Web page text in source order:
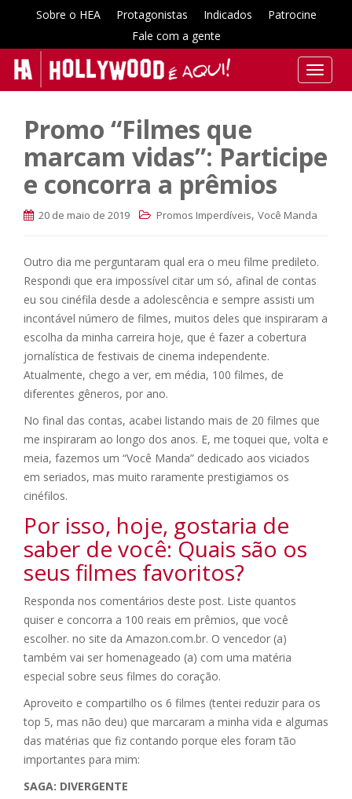
Sobre o HEA Protagonistas Indicados
Patrocine
Fale com a gente
T
o
e
v
a
t
o
Promo “Filmes que
marcam vidas”: Participe
e concorra a prêmios
20 de maio de 2019 Promos Imperdíveis, Você Manda
Outro dia me perguntaram qual era o meu filme predileto.
Respondi que era impossível citar um só, afinal de contas
eu sou cinéfila desde a adolescência e sempre assisti um
incontável número de filmes, muitos deles que inspiraram a
escolha da minha carreira hoje, que é fazer a cobertura
jornalística de festivais de cinema independente.
Atualmente, chego a ver, em média, 100 filmes, de
diferentes gêneros, por ano.
No final das contas, acabei listando mais de 20 filmes que
me inspiraram ao longo dos anos. E, me toquei que, volta e
meia, fazemos um “Você Manda” dedicado aos viciados
em seriados, mas muito raramente prestigiamos os
cinéfilos.
Por isso, hoje, gostaria de
saber de você: Quais são os
seus filmes favoritos?
Responda nos comentários deste post. Liste quantos
quiser e concorra a 100 reais em prêmios, que você
escolher. no site da Amazon.com.br. O vencedor (a)
também vai ser homenageado (a) com uma matéria
especial sobre seus filmes do coração.
Aproveito e compartilho os 6 filmes (tentei reduzir para os
top 5, mas não deu) que marcaram a minha vida e algumas
das matérias que fiz contando porque eles foram tão
importantes para mim:
SAGA: DIVERGENTE